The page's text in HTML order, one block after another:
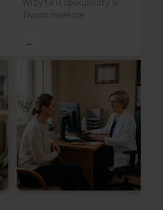
Twoim mieście
→